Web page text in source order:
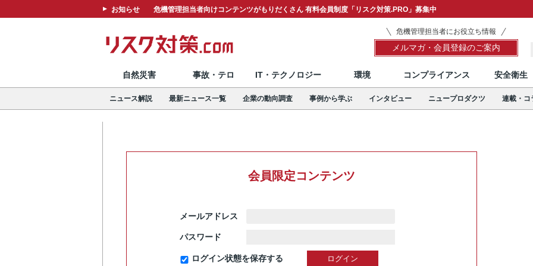
お知らせ 危機管理担当者向けコンテンツがもりだくさん 有料会員制度「リスク対策.PRO」募集中
危機管理担当者にお役立ち情報
メルマガ・会員登録のご案内
自然災害 事故・テロ IT・テクノロジー 環境 コンプライアンス 安全衛生
ニュース解説 最新ニュース一覧 企業の動向調査 事例から学ぶ インタビュー ニュープロダクツ 連載・コ
会員限定コンテンツ
メールアドレス
パスワード
ログイン状態を保存する